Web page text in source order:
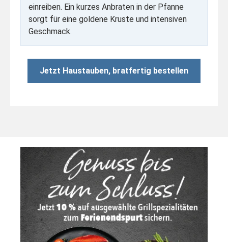
einreiben. Ein kurzes Anbraten in der Pfanne
sorgt für eine goldene Kruste und intensiven
Geschmack.
Jetzt Haustauben, bratfertig bestellen